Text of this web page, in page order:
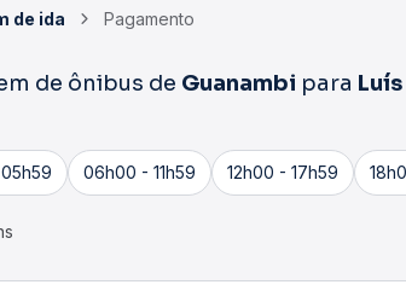
de ida Pagamento
de ônibus de Guanambi para
06h00 - 11h59 12h00 - 17h59